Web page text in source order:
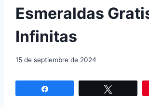
Esmeraldas
Infinitas
15 de septiembre de 2024